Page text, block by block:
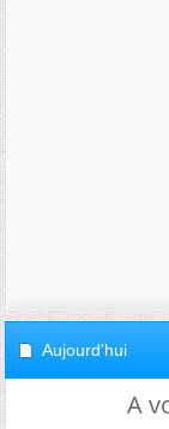
Aujourd'hui
A